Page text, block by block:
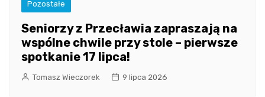
Pozostałe
Seniorzy z Przecławia zapraszają na
wspólne chwile przy stole – pierwsze
spotkanie 17 lipca!
Tomasz Wieczorek 9 lipca 2026